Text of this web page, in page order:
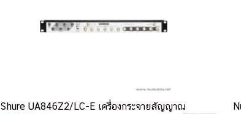
Shure UA846Z2/LC-E เครื่องกระจายสัญญาณ